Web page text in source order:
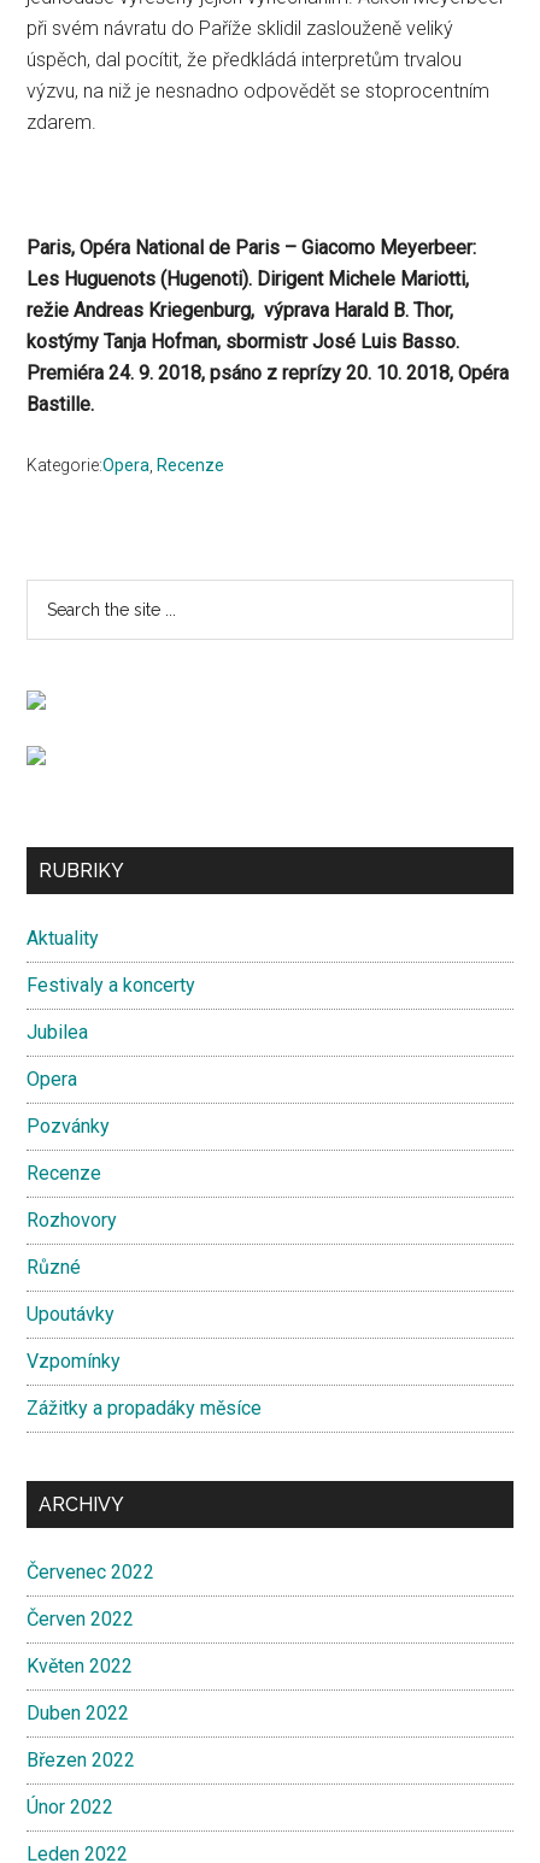
při svém návratu do Paříže sklidil zaslouženě veliký
úspěch, dal pocítit, že předkládá interpretům trvalou
výzvu, na niž je nesnadno odpovědět se stoprocentním
zdarem.
Paris, Opéra National de Paris – Giacomo Meyerbeer:
Les Huguenots (Hugenoti). Dirigent Michele Mariotti,
režie Andreas Kriegenburg, výprava Harald B. Thor,
kostýmy Tanja Hofman, sbormistr José Luis Basso.
Premiéra 24. 9. 2018, psáno z reprízy 20. 10. 2018, Opéra
Bastille.
Kategorie:Opera Recenze
Primary
Sidebar
...
Secondary
RUBRIKY
Aktuality
Festivaly a koncerty
Jubilea
Opera
Pozvánky
Recenze
Rozhovory
Různé
Upoutávky
Vzpomínky
Zážitky a propadáky měsíce
ARCHIVY
Červenec 2022
Červen 2022
Květen 2022
Duben 2022
Březen 2022
Únor 2022
Leden 2022